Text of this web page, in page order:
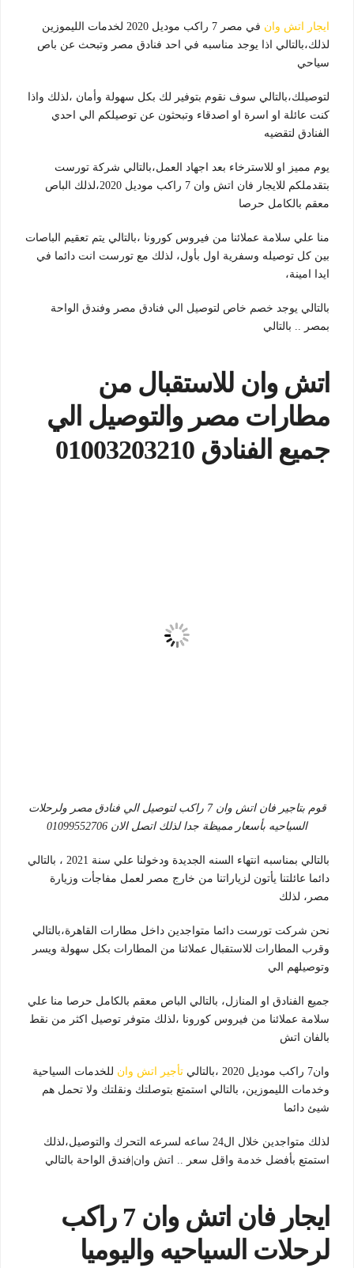
ايجار اتش وان
في مصر 7 راكب موديل 2020 لخدمات الليموزين
لذلك،بالتالي اذا يوجد مناسبه في احد فنادق مصر وتبحث عن باص
سياحي
لتوصيلك،بالتالي سوف نقوم بتوفير لك بكل سهولة وأمان ،لذلك واذا
كنت عائلة او اسرة او اصدقاء وتبحثون عن توصيلكم الي احدي
الفنادق لتقضيه
يوم مميز او للاسترخاء بعد اجهاد العمل،بالتالي شركة تورست
بتقدملكم للايجار فان اتش وان 7 راكب موديل 2020،لذلك الباص
معقم بالكامل حرصا
منا علي سلامة عملائنا من فيروس كورونا ،بالتالي يتم تعقيم الباصات
بين كل توصيله وسفرية اول بأول، لذلك مع تورست انت دائما في
ايدا امينة،
بالتالي يوجد خصم خاص لتوصيل الي فنادق مصر وفندق الواحة
بمصر .. بالتالي
اتش وان للاستقبال من
مطارات مصر والتوصيل الي
جميع الفنادق 01003203210
قوم بتاجير فان اتش وان 7 راكب لتوصيل الي فنادق مصر ولرحلات
السياحيه بأسعار مميظة جدا لذلك اتصل الان 01099552706
بالتالي بمناسبه انتهاء السنه الجديدة ودخولنا علي سنة 2021 ، بالتالي
دائما عائلتنا يأتون لزياراتنا من خارج مصر لعمل مفاجأت وزيارة
مصر، لذلك
نحن شركت تورست دائما متواجدين داخل مطارات القاهرة،بالتالي
وقرب المطارات للاستقبال عملائنا من المطارات بكل سهولة ويسر
وتوصيلهم الي
جميع الفنادق او المنازل، بالتالي الباص معقم بالكامل حرصا منا علي
سلامة عملائنا من فيروس كورونا ،لذلك متوفر توصيل اكثر من نقط
بالفان اتش
وان7 راكب موديل 2020 ،بالتالي تأجير اتش وان للخدمات السياحية
وخدمات الليموزين، بالتالي استمتع بتوصلتك ونقلتك ولا تحمل هم
شيئ دائما
لذلك متواجدين خلال ال24 ساعه لسرعه التحرك والتوصيل،لذلك
استمتع بأفضل خدمة واقل سعر .. اتش وان|فندق الواحة بالتالي
ايجار فان اتش وان 7 راكب
لرحلات السياحيه واليوميا